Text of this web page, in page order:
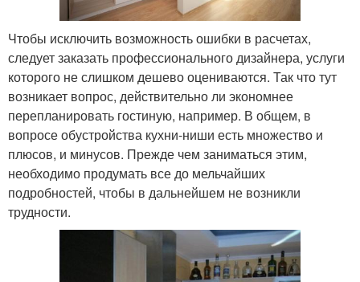
Чтобы исключить возможность ошибки в расчетах,
следует заказать профессионального дизайнера, услуги
которого не слишком дешево оцениваются. Так что тут
возникает вопрос, действительно ли экономнее
перепланировать гостиную, например. В общем, в
вопросе обустройства кухни-ниши есть множество и
плюсов, и минусов. Прежде чем заниматься этим,
необходимо продумать все до мельчайших
подробностей, чтобы в дальнейшем не возникли
трудности.